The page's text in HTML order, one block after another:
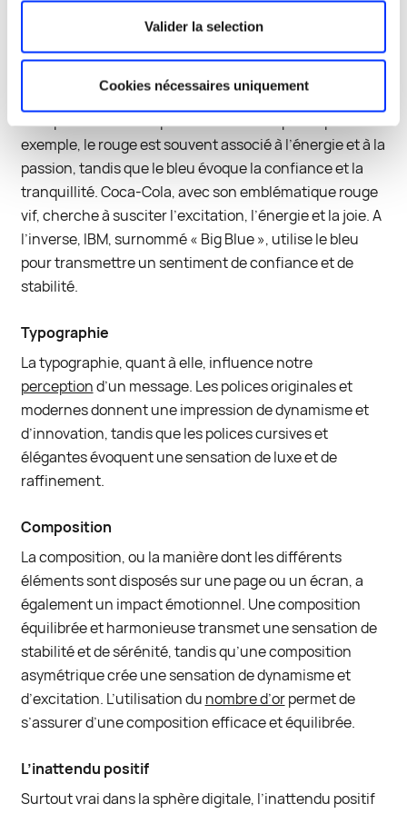
Valider la selection
Cookies nécessaires uniquement
domaine d’étude important en marketing et en design.
exemple, le rouge est souvent associé à l’énergie et à la
passion, tandis que le bleu évoque la confiance et la
tranquillité. Coca-Cola, avec son emblématique rouge
vif, cherche à susciter l’excitation, l’énergie et la joie. A
l’inverse, IBM, surnommé « Big Blue », utilise le bleu
pour transmettre un sentiment de confiance et de
stabilité.
Typographie
La typographie, quant à elle, influence notre
perceptiond’un message. Les polices originales et
modernes donnent une impression de dynamisme et
d’innovation, tandis que les polices cursives et
élégantes évoquent une sensation de luxe et de
raffinement.
Composition
La composition, ou la manière dont les différents
éléments sont disposés sur une page ou un écran, a
également un impact émotionnel. Une composition
équilibrée et harmonieuse transmet une sensation de
stabilité et de sérénité, tandis qu’une composition
asymétrique crée une sensation de dynamisme et
d’excitation. L’utilisation du nombre d’orpermet de
s’assurer d’une composition efficace et équilibrée.
L’inattendu positif
Surtout vrai dans la sphère digitale, l’inattendu positif